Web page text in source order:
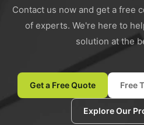
Contact us now and get a free
of experts. We're here to
solution at the
Get a Free Quote Free
Explore Our